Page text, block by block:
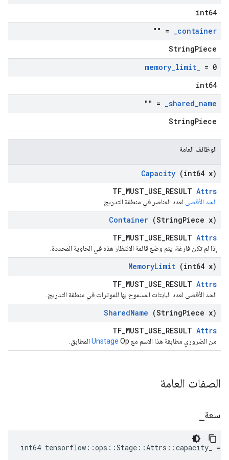
int64
container
_
= ""
StringPiece
memory_limit_ = 0
int64
shared_name
_
= ""
StringPiece
الوظائف العامة
Capacity (int64 x)
TF_MUST_USE_RESULT Attrs
الحد الأقصى لعدد العناصر في منطقة التدريج.
Container (StringPiece x)
TF_MUST_USE_RESULT Attrs
إذا لم تكن فارغة، يتم وضع قائمة الانتظار هذه في الحاوية المحددة.
MemoryLimit (int64 x)
TF_MUST_USE_RESULT Attrs
الحد الأقصى لعدد البايتات المسموح بها للموترات في منطقة التدريج.
SharedName (StringPiece x)
TF_MUST_USE_RESULT Attrs
من الضروري مطابقة هذا الاسم مع Unstage Op المطابق.
الصفات العامة
سعة
int64 tensorflow::ops::Stage::Attrs::capacity_ = 0